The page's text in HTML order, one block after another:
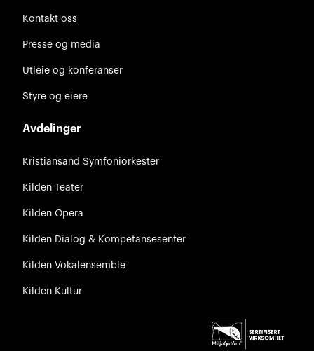
Kontakt oss
Presse og media
Utleie og konferanser
Styre og eiere
Avdelinger
Kristiansand Symfoniorkester
Kilden Teater
Kilden Opera
Kilden Dialog & Kompetansesenter
Kilden Vokalensemble
Kilden Kultur